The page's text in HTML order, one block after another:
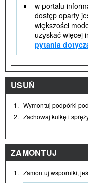
w portalu
dostęp oparty
większości
uzyskać więcej
pytania
USUŃ
1. Wymontuj podpórki
2. Zachowaj kulkę i
ZAMONTUJ
1. Zamontuj wsporniki,